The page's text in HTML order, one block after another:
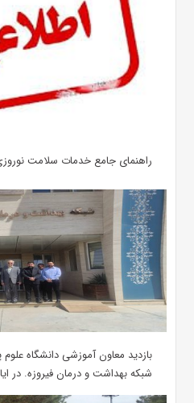
راهنمای جامع خدمات سلامت
بازدید معاون آموزشی دانشگاه
شبکه بهداشت و درمان فیروزه. در